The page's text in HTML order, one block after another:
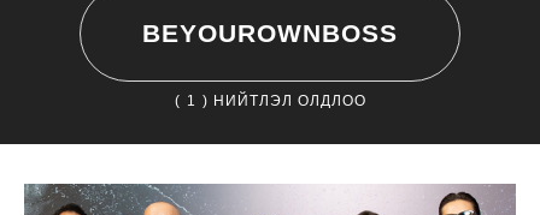
BEYOUROWNBOSS
( 1 ) НИЙТЛЭЛ ОЛДЛОО